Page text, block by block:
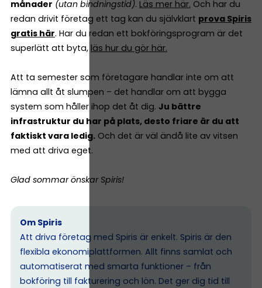
månader (utan bindningstid). Läs mer här. Och har du
redan drivit företag ett tag kan du självklart prova Spiris
gratis här. Har du redan ett bokföringsprogram är det
superlätt att byta, läs hur du gör här.
Att ta semester som företagare handlar inte om att
lämna allt åt slumpen – det handlar om att bygga
system som håller ihop det åt dig. Ju bättre
infrastruktur du har på plats, desto friare är du att
faktiskt vara ledig. Och det är väl ändå lite av vitsen
med att driva eget.
Glad sommar önskar Spiris!
Om Spiris
Att driva företag med Spiris är enkelt. Spiris är den
flexibla ekonomiplattformen. Allt finns samlat och
automatiserat med smarta funktioner – från
bokföring till fakturering och lön. Det ger dig tid till